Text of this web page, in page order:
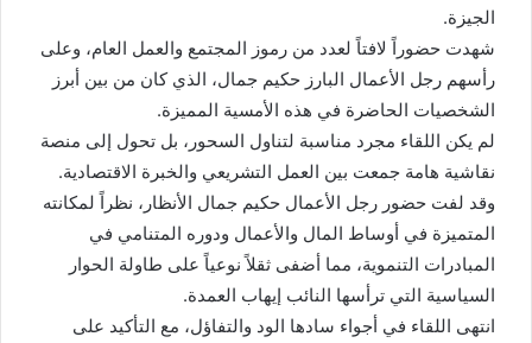
الجيزة.
شهدت حضوراً لافتاً لعدد من رموز المجتمع والعمل العام، وعلى
رأسهم رجل الأعمال البارز حكيم جمال، الذي كان من بين أبرز
الشخصيات الحاضرة في هذه الأمسية المميزة.
لم يكن اللقاء مجرد مناسبة لتناول السحور، بل تحول إلى منصة
نقاشية هامة جمعت بين العمل التشريعي والخبرة الاقتصادية.
وقد لفت حضور رجل الأعمال حكيم جمال الأنظار، نظراً لمكانته
المتميزة في أوساط المال والأعمال ودوره المتنامي في
المبادرات التنموية، مما أضفى ثقلاً نوعياً على طاولة الحوار
السياسية التي ترأسها النائب إيهاب العمدة.
انتهى اللقاء في أجواء سادها الود والتفاؤل، مع التأكيد على